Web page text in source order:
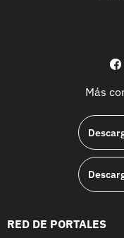
Más
RED DE PORTALES